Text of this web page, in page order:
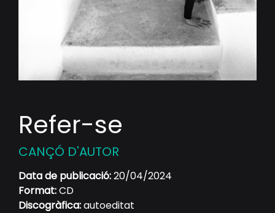
Refer-se
CANÇÓ D'AUTOR
Data de publicació:20/04/2024
Format:CD
Discogràfica:autoeditat